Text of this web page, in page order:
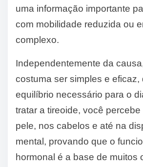
uma informação importante
com mobilidade reduzida ou
complexo.
Independentemente da
costuma ser simples e eficaz,
equilíbrio necessário para o
tratar a tireoide, você
pele, nos cabelos e até na
mental, provando que o
hormonal é a base de muitos